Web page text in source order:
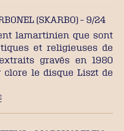
(SKARBO) – 9/24
lamartinien que sont
et religieuses de
gravés en 1980
clore le disque Liszt de